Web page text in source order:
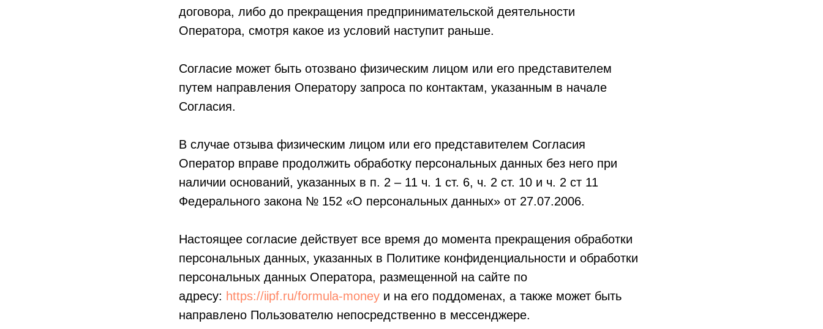
договора, либо до прекращения предпринимательской деятельности
Оператора, смотря какое из условий наступит раньше.
Согласие может быть отозвано физическим лицом или его представителем
путем направления Оператору запроса по контактам, указанным в начале
Согласия.
В случае отзыва физическим лицом или его представителем Согласия
Оператор вправе продолжить обработку персональных данных без него при
наличии оснований, указанных в п. 2 – 11 ч. 1 ст. 6, ч. 2 ст. 10 и ч. 2 ст 11
Федерального закона № 152 «О персональных данных» от 27.07.2006.
Настоящее согласие действует все время до момента прекращения обработки
персональных данных, указанных в Политике конфиденциальности и обработки
персональных данных Оператора, размещенной на сайте по
адресу: https://iipf.ru/formula-money и на его поддоменах, а также может быть
направлено Пользователю непосредственно в мессенджере.